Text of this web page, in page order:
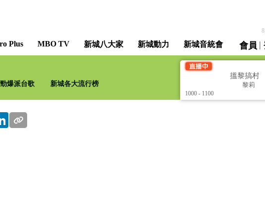
Plus MBO TV 新城八大家 新城動力 新城音統會 會員 |
勁爆派台歌 新城各大流行榜
搵黎搞村
黎莉
1000 - 1100
LinkedIn